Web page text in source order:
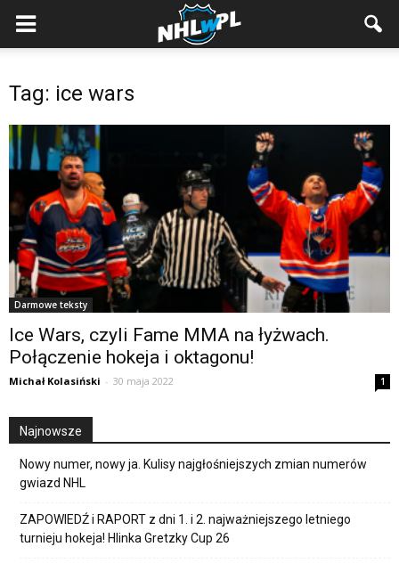
Tag: ice wars
Darmowe teksty
Ice Wars, czyli Fame MMA na łyżwach.
Połączenie hokeja i oktagonu!
Michał Kolasiński - 30 maja 2022 1
Najnowsze
Nowy numer, nowy ja. Kulisy najgłośniejszych zmian numerów
gwiazd NHL
ZAPOWIEDŹ i RAPORT z dni 1. i 2. najważniejszego letniego
turnieju hokeja! Hlinka Gretzky Cup 26